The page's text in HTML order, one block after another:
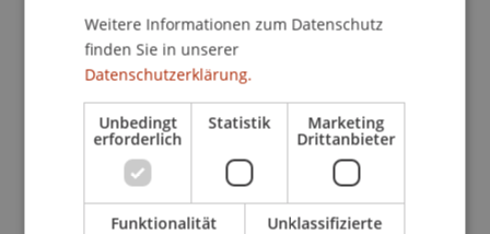
Extremwetterereignisse haben die Frage in den
Mittelpunkt gerückt, inwieweit
Versicherungslösungen zur Bewältigung der
Klimakrise beitragen können. Gesetzgeber und
Aufsichtsbehörden versuchen, Kapitalströme in
Richtung nachhaltiger Veranlagungsprodukte zu
lenken. Und regulatorische Anforderungen
umfassen zunehmend auch klima- und
Weitere Informationen zum Datenschutz
finden Sie in unserer
Datenschutzerklärung.
Unbedingt
erforderlich
Statistik Marketing
Drittanbieter
Funktionalität Unklassifizierte